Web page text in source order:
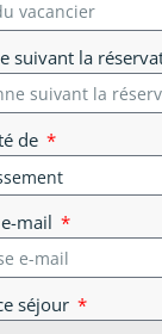
suivant la
de
mail
séjour